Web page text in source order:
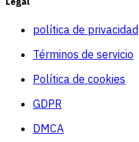
política de privacidad
Términos de servicio
Política de cookies
GDPR
DMCA